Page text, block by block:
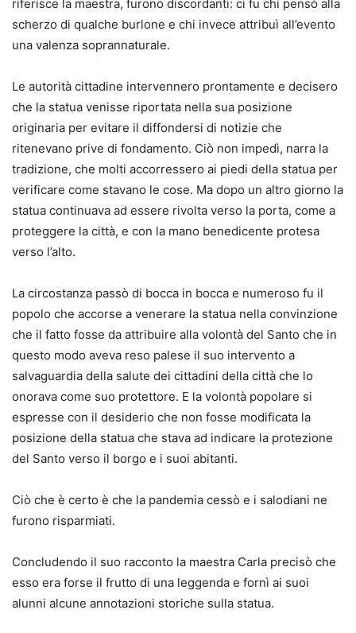
riferisce la maestra, furono discordanti: ci fu chi pensò alla
scherzo di qualche burlone e chi invece attribuì all’evento
una valenza soprannaturale.
Le autorità cittadine intervennero prontamente e decisero
che la statua venisse riportata nella sua posizione
originaria per evitare il diffondersi di notizie che
ritenevano prive di fondamento. Ciò non impedì, narra la
tradizione, che molti accorressero ai piedi della statua per
verificare come stavano le cose. Ma dopo un altro giorno la
statua continuava ad essere rivolta verso la porta, come a
proteggere la città, e con la mano benedicente protesa
verso l’alto.
La circostanza passò di bocca in bocca e numeroso fu il
popolo che accorse a venerare la statua nella convinzione
che il fatto fosse da attribuire alla volontà del Santo che in
questo modo aveva reso palese il suo intervento a
salvaguardia della salute dei cittadini della città che lo
onorava come suo protettore. E la volontà popolare si
espresse con il desiderio che non fosse modificata la
posizione della statua che stava ad indicare la protezione
del Santo verso il borgo e i suoi abitanti.
Ciò che è certo è che la pandemia cessò e i salodiani ne
furono risparmiati.
Concludendo il suo racconto la maestra Carla precisò che
esso era forse il frutto di una leggenda e fornì ai suoi
alunni alcune annotazioni storiche sulla statua.